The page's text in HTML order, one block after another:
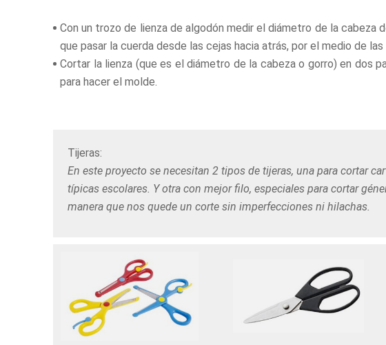
Con un trozo de lienza de algodón medir el diámetro de la cabeza
que pasar la cuerda desde las cejas hacia atrás, por el medio de las
Cortar la lienza (que es el diámetro de la cabeza o gorro) en dos
para hacer el molde.
Tijeras:
En este proyecto se necesitan 2 tipos de tijeras, una para cortar
típicas escolares. Y otra con mejor filo, especiales para cortar
manera que nos quede un corte sin imperfecciones ni hilachas.